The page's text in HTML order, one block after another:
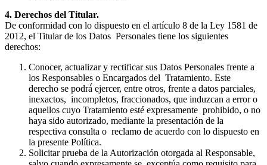
4. Derechos del Titular.
De conformidad con lo dispuesto en el artículo 8 de la Ley 1581 de
2012, el Titular de los Datos Personales tiene los siguientes
derechos:
Conocer, actualizar y rectificar sus Datos Personales frente a
los Responsables o Encargados del Tratamiento. Este
derecho se podrá́ ejercer, entre otros, frente a datos parciales,
inexactos, incompletos, fraccionados, que induzcan a error o
aquellos cuyo Tratamiento esté expresamente prohibido, o no
haya sido autorizado, mediante la presentación de la
respectiva consulta o reclamo de acuerdo con lo dispuesto en
la presente Política.
Solicitar prueba de la Autorización otorgada al Responsable,